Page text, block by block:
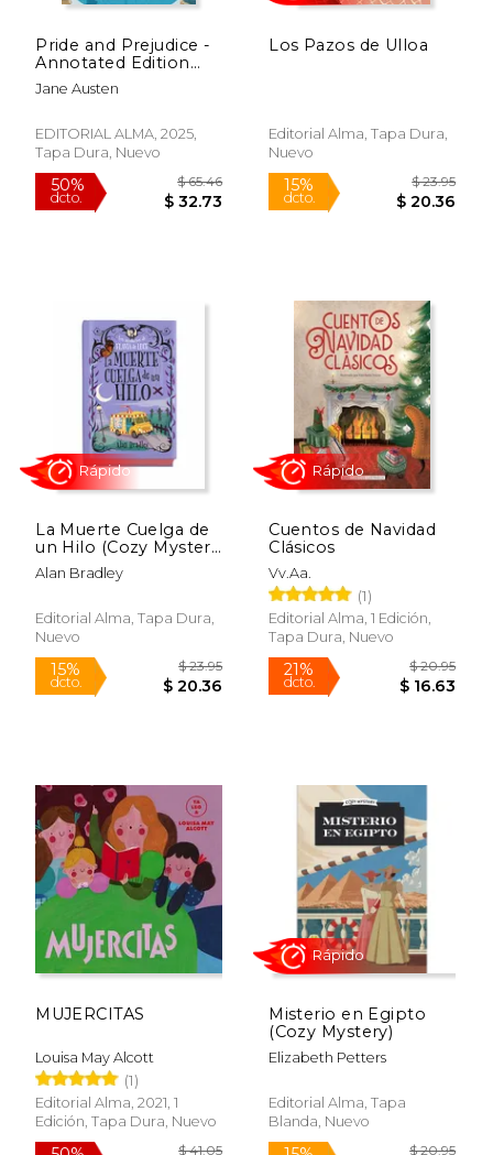
Rápido
15%
dcto.
$ 24.95
$ 21.21
15%
dcto.
Pride and Prejudice -
Annotated Edition
(en ENG)
Jane Austen
EDITORIAL ALMA, 2025,
Tapa Dura, Nuevo
Los Pazos de Ulloa
Editorial Alma, Tapa Dura,
Nuevo
Rápido
La Muerte Cuelga de
un Hilo (Cozy Mystery
Juvenil)
Alan Bradley
Editorial Alma, Tapa Dura,
Nuevo
Cuentos de Navidad
Clásicos
Vv.Aa.
(1)
Editorial Alma, 1 Edición,
Tapa Dura, Nuevo
MUJERCITAS
Louisa May Alcott
(1)
Editorial Alma, 2021, 1
Edición, Tapa Dura, Nuevo
Misterio en Egipto
(Cozy Mystery)
Elizabeth Petters
Editorial Alma, Tapa
Blanda, Nuevo